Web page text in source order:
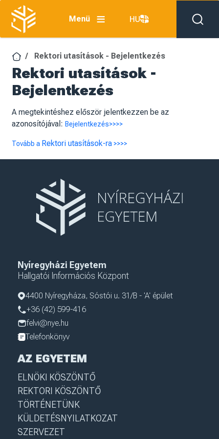
Ugrás a tartalomra
Menü
HU
Rektori utasítások - Bejelentkezés
Rektori utasítások -
Bejelentkezés
A megtekintéshez először jelentkezzen be az
azonosítójával: Bejelentkezés>>>>
Tovább a Rektori utasítások-ra >>>>
Nyíregyházi Egyetem
Hallgatói Információs Központ
4400 Nyíregyháza, Sóstói u. 31/B - 'A' épület
+36 (42) 599-416
felvi@nye.hu
Telefonkönyv
AZ EGYETEM
ELNÖKI KÖSZÖNTŐ
REKTORI KÖSZÖNTŐ
TÖRTÉNETÜNK
KÜLDETÉSNYILATKOZAT
SZERVEZET